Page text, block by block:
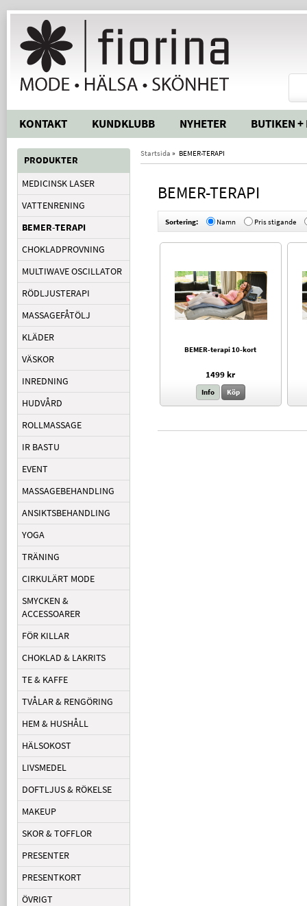
KONTAKT KUNDKLUBB NYHETER BUTIKEN +
PRODUKTER
MEDICINSK LASER
VATTENRENING
BEMER-TERAPI
CHOKLADPROVNING
MULTIWAVE OSCILLATOR
RÖDLJUSTERAPI
MASSAGEFÅTÖLJ
KLÄDER
VÄSKOR
INREDNING
HUDVÅRD
ROLLMASSAGE
IR BASTU
EVENT
MASSAGEBEHANDLING
ANSIKTSBEHANDLING
YOGA
TRÄNING
CIRKULÄRT MODE
SMYCKEN &
ACCESSOARER
FÖR KILLAR
CHOKLAD & LAKRITS
TE & KAFFE
TVÅLAR & RENGÖRING
HEM & HUSHÅLL
HÄLSOKOST
LIVSMEDEL
DOFTLJUS & RÖKELSE
MAKEUP
SKOR & TOFFLOR
PRESENTER
PRESENTKORT
ÖVRIGT
Startsida » BEMER-TERAPI
BEMER-TERAPI
Sortering: Namn Pris stigande
BEMER-terapi 10-kort
1499 kr
Info Köp